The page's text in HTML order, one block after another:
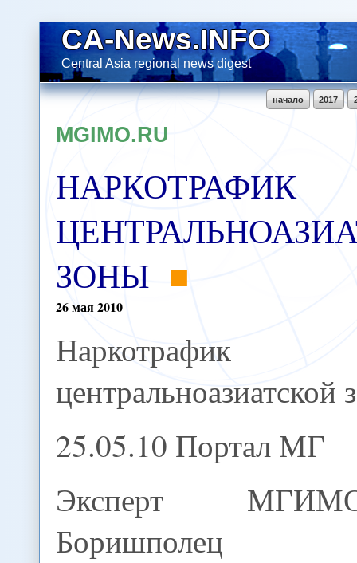
CA-News.INFO
Central Asia regional news digest
2017
начало
MGIMO.RU
НАРКОТРАФИК
ЗОНЫ
26мая2010
Наркотрафик
центральноазиатской
25.05.10 Портал МГ
Эксперт
Боришполец